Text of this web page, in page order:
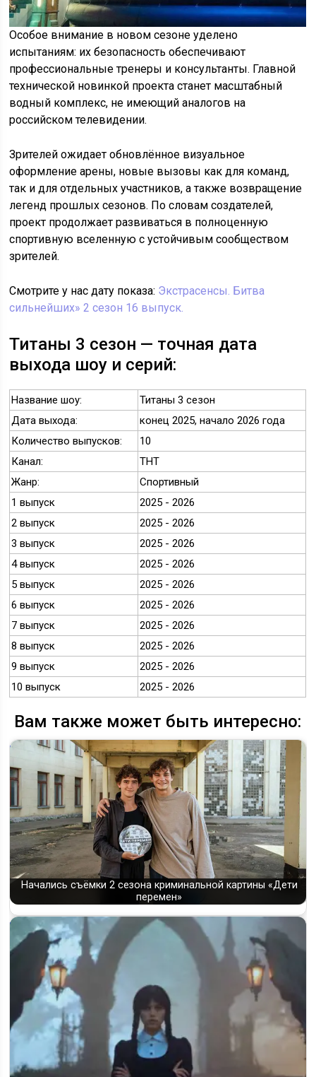
Особое внимание в новом сезоне уделено
испытаниям: их безопасность обеспечивают
профессиональные тренеры и консультанты. Главной
технической новинкой проекта станет масштабный
водный комплекс, не имеющий аналогов на
российском телевидении.
Зрителей ожидает обновлённое визуальное
оформление арены, новые вызовы как для команд,
так и для отдельных участников, а также возвращение
легенд прошлых сезонов. По словам создателей,
проект продолжает развиваться в полноценную
спортивную вселенную с устойчивым сообществом
зрителей.
Смотрите у нас дату показа: Экстрасенсы. Битва
сильнейших» 2 сезон 16 выпуск.
Титаны 3 сезон — точная дата
выхода шоу и серий:
Название шоу:
Титаны 3 сезон
Дата выхода:
конец 2025, начало 2026 года
Количество выпусков:
10
Канал:
ТНТ
Жанр:
Спортивный
1 выпуск
2025 - 2026
2 выпуск
2025 - 2026
3 выпуск
2025 - 2026
4 выпуск
2025 - 2026
5 выпуск
2025 - 2026
6 выпуск
2025 - 2026
7 выпуск
2025 - 2026
8 выпуск
2025 - 2026
9 выпуск
2025 - 2026
10 выпуск
2025 - 2026
Вам также может быть интересно:
Начались съёмки 2 сезона криминальной картины «Дети
перемен»